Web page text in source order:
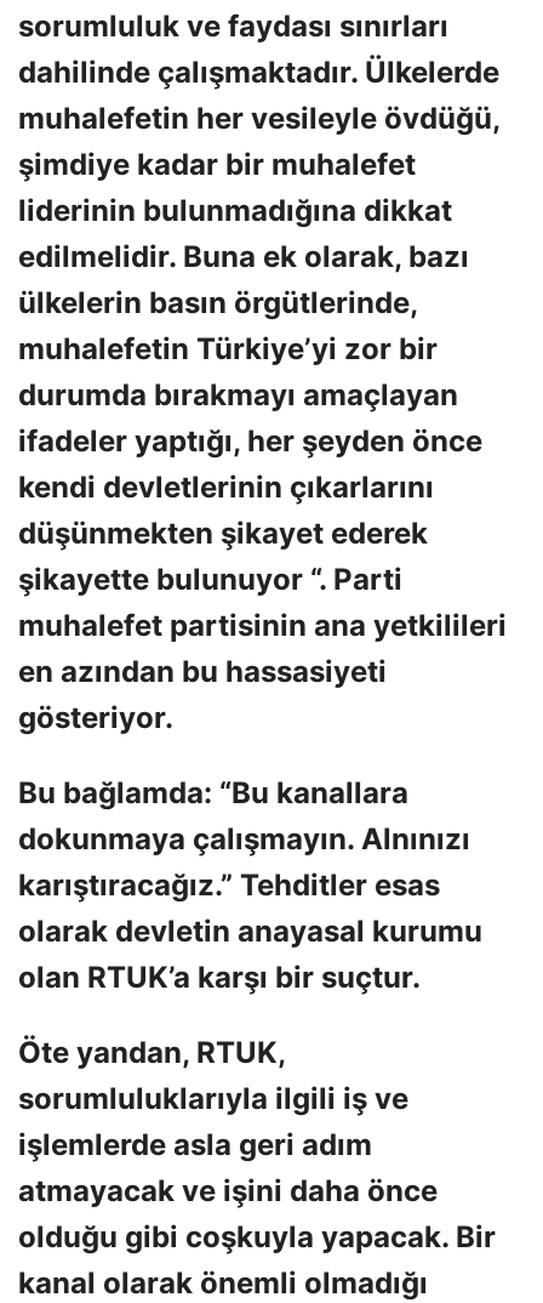
sorumluluk ve faydası sınırları
dahilinde çalışmaktadır. Ülkelerde
muhalefetin her vesileyle övdüğü,
şimdiye kadar bir muhalefet
liderinin bulunmadığına dikkat
edilmelidir. Buna ek olarak, bazı
ülkelerin basın örgütlerinde,
muhalefetin Türkiye’yi zor bir
durumda bırakmayı amaçlayan
ifadeler yaptığı, her şeyden önce
kendi devletlerinin çıkarlarını
düşünmekten şikayet ederek
şikayette bulunuyor “. Parti
muhalefet partisinin ana yetkilileri
en azından bu hassasiyeti
gösteriyor.
Bu bağlamda: “Bu kanallara
dokunmaya çalışmayın. Alnınızı
karıştıracağız.” Tehditler esas
olarak devletin anayasal kurumu
olan RTUK’a karşı bir suçtur.
Öte yandan, RTUK,
sorumluluklarıyla ilgili iş ve
işlemlerde asla geri adım
atmayacak ve işini daha önce
olduğu gibi coşkuyla yapacak. Bir
kanal olarak önemli olmadığı